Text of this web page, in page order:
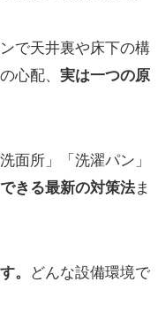
で天井裏や床下の構
心配、 実は一つの原
面所」「洗濯パン」
きる最新の対策法ま
。 どんな設備環境で